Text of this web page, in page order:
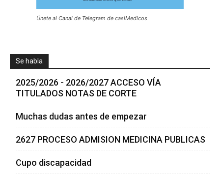
Únete al Canal de Telegram de casiMedicos
Se habla
2025/2026 - 2026/2027 ACCESO VÍA
TITULADOS NOTAS DE CORTE
Muchas dudas antes de empezar
2627 PROCESO ADMISION MEDICINA PUBLICAS
Cupo discapacidad